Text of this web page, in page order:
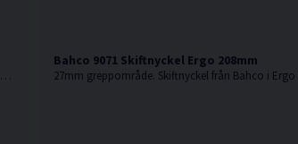
34mm greppområde. Skiftnyckel från Bahco i Ergo serien med gummerat handtag.
Bahco 9071 Skiftnyckel Ergo 208mm